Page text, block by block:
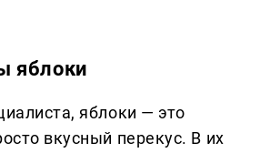
яблоки
яблоки — это
вкусный перекус. В их